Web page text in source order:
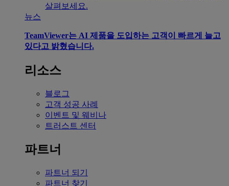
살펴보세요.
뉴스
TeamViewer는 AI 제품을 도입하는 고객이 빠르게 늘고
있다고 밝혔습니다.
리소스
블로그
고객 성공 사례
이벤트 및 웨비나
트러스트 센터
파트너
파트너 되기
파트너 찾기